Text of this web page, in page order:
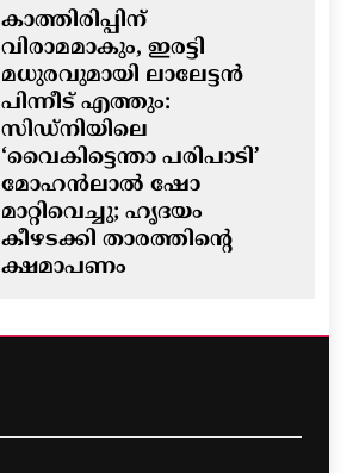
കാത്തിരിപ്പിന്
വിരാമമാകും, ഇരട്ടി
മധുരവുമായി ലാലേട്ടൻ
പിന്നീട് എത്തും:
സിഡ്നിയിലെ
‘വൈകിട്ടെന്താ പരിപാടി’
മോഹൻലാൽ ഷോ
മാറ്റിവെച്ചു; ഹൃദയം
കീഴടക്കി താരത്തിന്റെ
ക്ഷമാപണം
സർക്കാരിനെതിരെ